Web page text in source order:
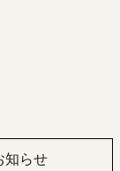
知らせ